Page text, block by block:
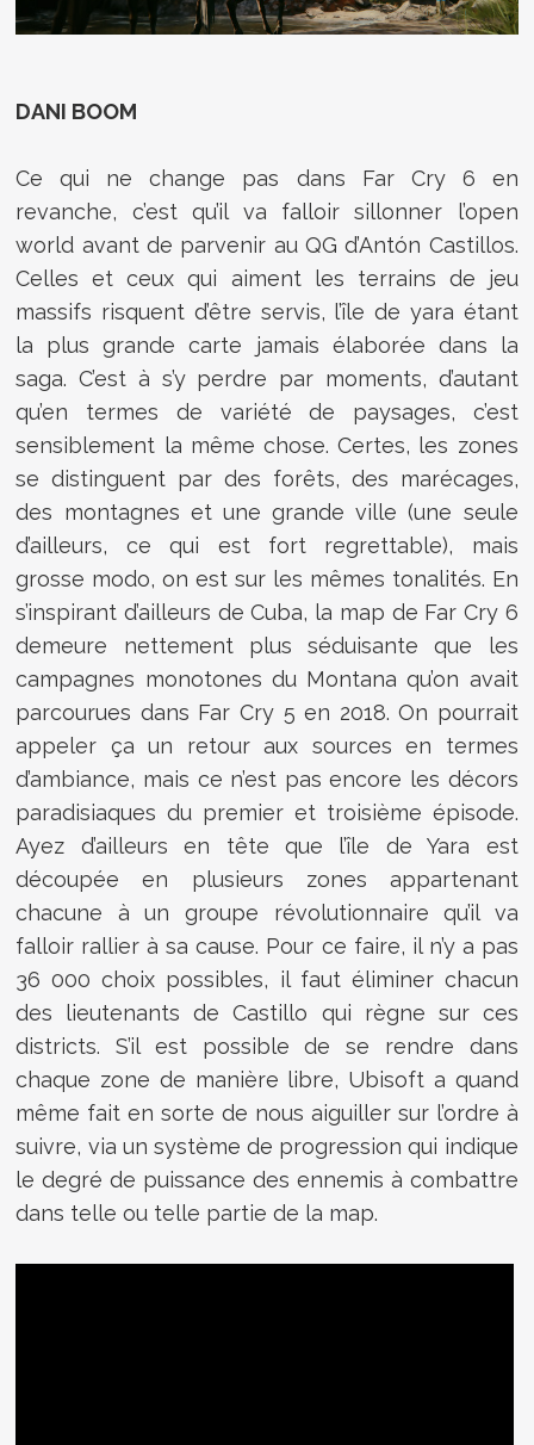
DANI BOOM
Ce qui ne change pas dans Far Cry 6 en
revanche, c’est qu’il va falloir sillonner l’open
world avant de parvenir au QG d’Antón Castillos.
Celles et ceux qui aiment les terrains de jeu
massifs risquent d’être servis, l’île de yara étant
la plus grande carte jamais élaborée dans la
saga. C’est à s’y perdre par moments, d’autant
qu’en termes de variété de paysages, c’est
sensiblement la même chose. Certes, les zones
se distinguent par des forêts, des marécages,
des montagnes et une grande ville (une seule
d’ailleurs, ce qui est fort regrettable), mais
grosse modo, on est sur les mêmes tonalités. En
s’inspirant d’ailleurs de Cuba, la map de Far Cry 6
demeure nettement plus séduisante que les
campagnes monotones du Montana qu’on avait
parcourues dans Far Cry 5 en 2018. On pourrait
appeler ça un retour aux sources en termes
d’ambiance, mais ce n’est pas encore les décors
paradisiaques du premier et troisième épisode.
Ayez d’ailleurs en tête que l’île de Yara est
découpée en plusieurs zones appartenant
chacune à un groupe révolutionnaire qu’il va
falloir rallier à sa cause. Pour ce faire, il n’y a pas
36 000 choix possibles, il faut éliminer chacun
des lieutenants de Castillo qui règne sur ces
districts. S’il est possible de se rendre dans
chaque zone de manière libre, Ubisoft a quand
même fait en sorte de nous aiguiller sur l’ordre à
suivre, via un système de progression qui indique
le degré de puissance des ennemis à combattre
dans telle ou telle partie de la map.